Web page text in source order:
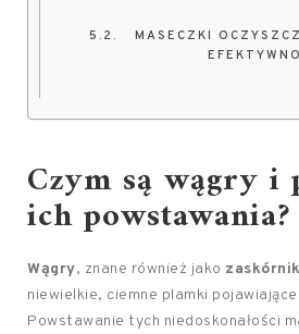
MASECZKI
Czym są wągry i
ich powstawania?
Wągry, znane również jako
niewielkie, ciemne plamki
Powstawanie tych niedoskonałości